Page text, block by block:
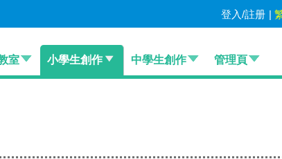
登入/註册 |
室 小學生創作 中學生創作 管理頁